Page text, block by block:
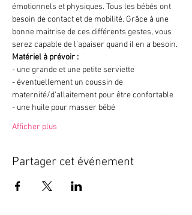
émotionnels et physiques. Tous les bébés ont
besoin de contact et de mobilité. Grâce à une
bonne maitrise de ces différents gestes, vous
serez capable de l’apaiser quand il en a besoin.
Matériel à prévoir :
- une grande et une petite serviette
- éventuellement un coussin de
maternité/d'allaitement pour être confortable
- une huile pour masser bébé
Afficher plus
Partager cet événement